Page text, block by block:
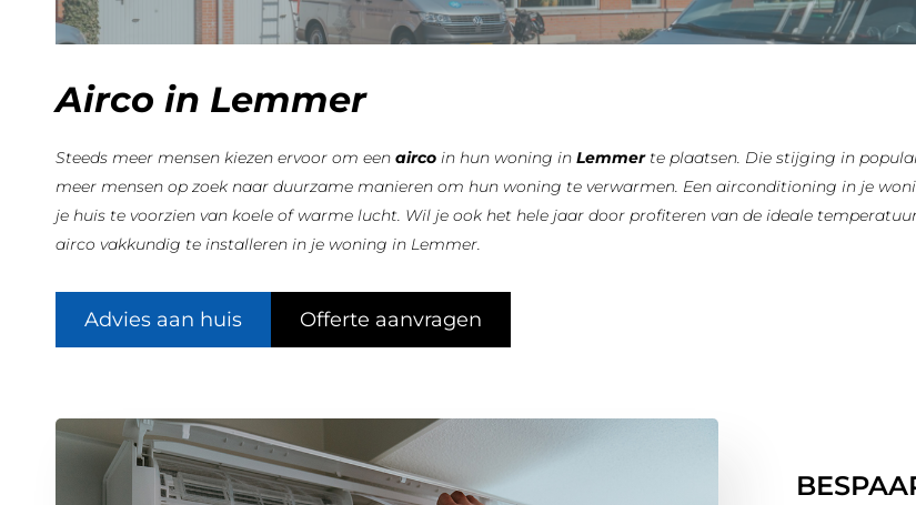
Airco in Lemmer
Steeds meer mensen kiezen ervoor om een airco in hun woning in Lemmer te plaatsen. Die stijging in
meer mensen op zoek naar duurzame manieren om hun woning te verwarmen. Een airconditioning in je
je huis te voorzien van koele of warme lucht. Wil je ook het hele jaar door profiteren van de ideale
airco vakkundig te installeren in je woning in Lemmer.
Advies aan huis Offerte aanvragen